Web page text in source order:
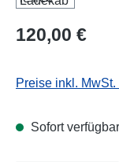
Regulärer Preis:
120,00 €
Preise inkl.
Sofort